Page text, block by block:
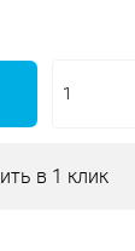
в 1 клик